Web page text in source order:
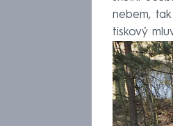
nebem,
tiskový